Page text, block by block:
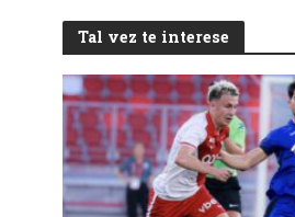
Tal vez te interese